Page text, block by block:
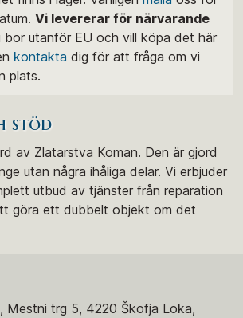
Vi levererar för närvarande
bor utanför EU och vill köpa det här
kontakta dig för att fråga om vi
plats.
stöd
av Zlatarstva Koman. Den är gjord
utan några ihåliga delar. Vi erbjuder
utbud av tjänster från reparation
göra ett dubbelt objekt om det
Mestni trg 5, 4220 Škofja Loka,